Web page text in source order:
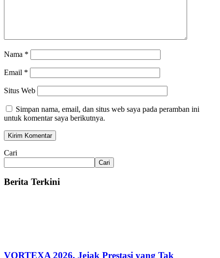
Nama *
Email *
Situs Web
Simpan nama, email, dan situs web saya pada peramban ini
untuk komentar saya berikutnya.
Cari
Cari
Berita Terkini
VORTEXA 2026, Jejak Prestasi yang Tak